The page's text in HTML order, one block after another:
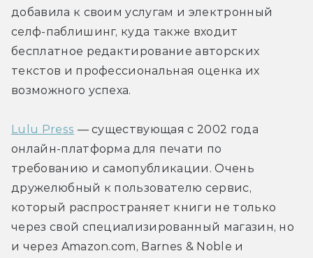
добавила к своим услугам и электронный
селф-паблишинг, куда также входит
бесплатное редактирование авторских
текстов и профессиональная оценка их
возможного успеха.
Lulu Press — существующая с 2002 года
онлайн-платформа для печати по
требованию и самопубликации. Очень
дружелюбный к пользователю сервис,
который распространяет книги не только
через свой специализированный магазин, но
и через Amazon.com, Barnes & Noble и